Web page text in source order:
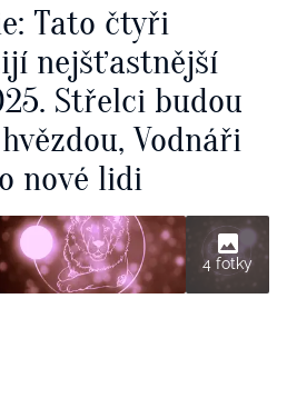
Tato čtyři
nejšťastnější
Střelci budou
Vodnáři
nové lidi
4 fotky